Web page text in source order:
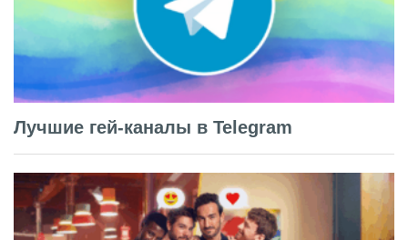
Лучшие гей-каналы в Telegram